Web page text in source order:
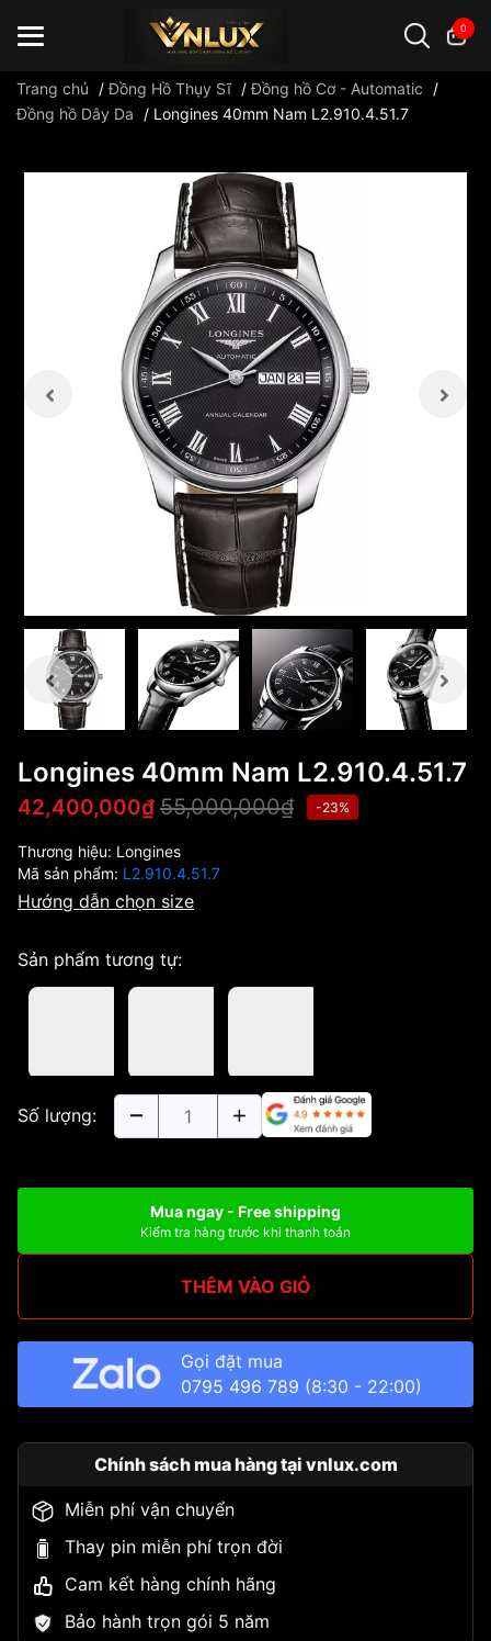
0
Trang chủ /Đồng Hồ Thụy Sĩ /Đồng hồ Cơ - Automatic
/
Đồng hồ Dây Da
/ Longines 40mm Nam L2.910.4.51.7
Longines 40mm Nam L2.910.4.51.7
42,400,000₫ 55,000,000₫ -23%
Thương hiệu: Longines
Mã sản phẩm: L2.910.4.51.7
Hướng dẫn chọn size
Sản phẩm tương tự:
Số lượng:
Mua ngay - Free shipping
Kiểm tra hàng trước khi thanh toán
THÊM VÀO GIỎ
Gọi đặt mua
0795 496 789 (8:30 - 22:00)
Chính sách mua hàng tại vnlux.com
Miễn phí vận chuyển
Thay pin miễn phí trọn đời
Cam kết hàng chính hãng
Bảo hành trọn gói 5 năm